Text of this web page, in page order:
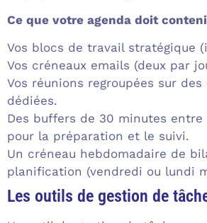
Ce que votre agenda doit
Vos blocs de travail stratégique
Vos créneaux emails (deux par
Vos réunions regroupées sur
dédiées.
Des buffers de 30 minutes entre
pour la préparation et le suivi.
Un créneau hebdomadaire de
planification (vendredi ou lundi
Les outils de gestion de